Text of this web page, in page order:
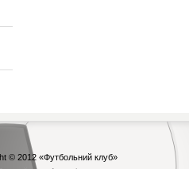
© 2012 «Футбольний клуб»